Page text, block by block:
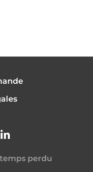
perdu